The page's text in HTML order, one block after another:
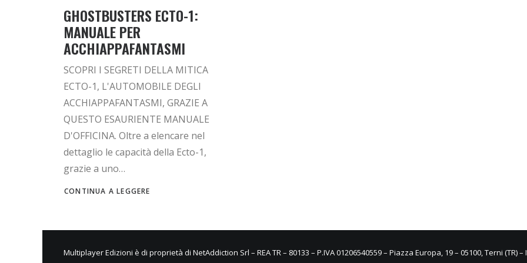
GHOSTBUSTERS ECTO-1:
MANUALE PER
ACCHIAPPAFANTASMI
SCOPRI I SEGRETI DELLA MITICA
ECTO-1, L'AUTOMOBILE DEGLI
ACCHIAPPAFANTASMI, GRAZIE A
QUESTO ESAURIENTE MANUALE
D'OFFICINA. Oltre a elencare nel
dettaglio le capacità della Ecto-1,
grazie a uno…
CONTINUA A LEGGERE
Multiplayer Edizioni è di proprietà di NetAddiction Srl – REA TR – 80133 – P.IVA 01206540559 – Piazza Europa, 19 – 05100, Terni (TR) –